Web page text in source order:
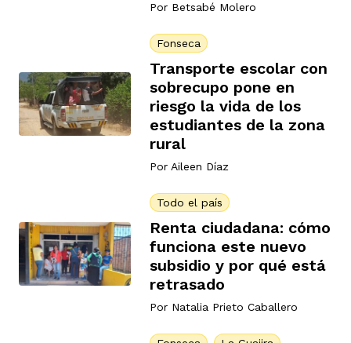
Por Betsabé Molero
Fonseca
Transporte escolar con
sobrecupo pone en
riesgo la vida de los
estudiantes de la zona
rural
Por Aileen Díaz
Todo el país
Renta ciudadana: cómo
funciona este nuevo
subsidio y por qué está
retrasado
Por Natalia Prieto Caballero
2023
Baja